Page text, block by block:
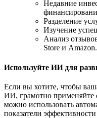
Недавние
Разделение
Изучение
Анализ
Store и Amazon.
Используйте ИИ для
Если вы хотите, чтобы
ИИ, грамотно применяйте
можно использовать
показатели